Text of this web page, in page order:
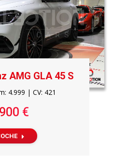
AMG GLA 45 S
4.999 | CV: 421
€